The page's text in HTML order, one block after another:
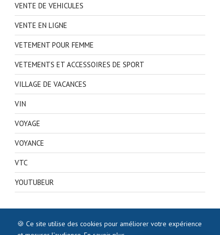
VENTE DE VEHICULES
VENTE EN LIGNE
VETEMENT POUR FEMME
VETEMENTS ET ACCESSOIRES DE SPORT
VILLAGE DE VACANCES
VIN
VOYAGE
VOYANCE
VTC
YOUTUBEUR
🍪 Ce site utilise des cookies pour améliorer votre expérience